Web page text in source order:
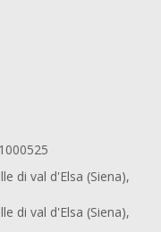
di val d'Elsa (Siena),
di val d'Elsa (Siena),